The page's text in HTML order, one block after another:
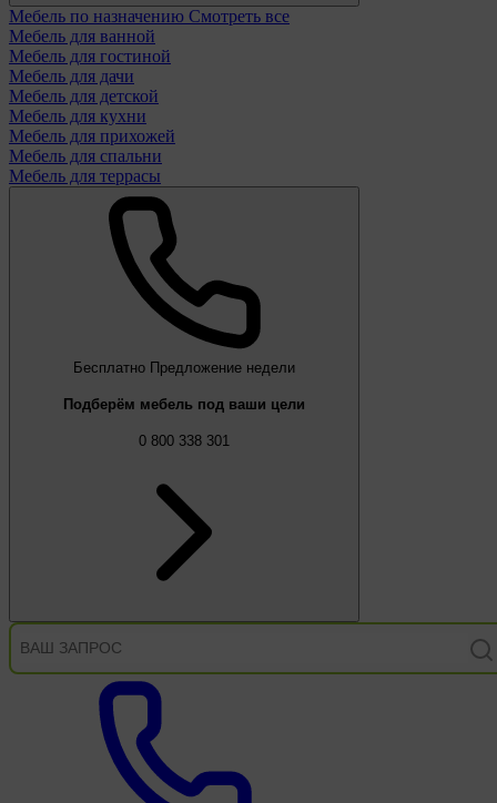
Мебель по назначению Смотреть все
Мебель для ванной
Мебель для гостиной
Мебель для дачи
Мебель для детской
Мебель для кухни
Мебель для прихожей
Мебель для спальни
Мебель для террасы
Бесплатно Предложение недели
Подберём мебель под ваши цели
0 800 338 301